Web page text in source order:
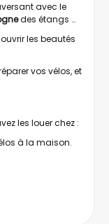
avec le
des étangs …
les beautés
vos vélos, et
les louer chez :
à la maison.